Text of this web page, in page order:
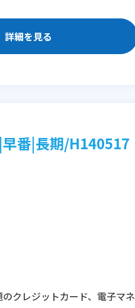
詳細を見る
番|長期/H140517
クレジットカード、電子マネ